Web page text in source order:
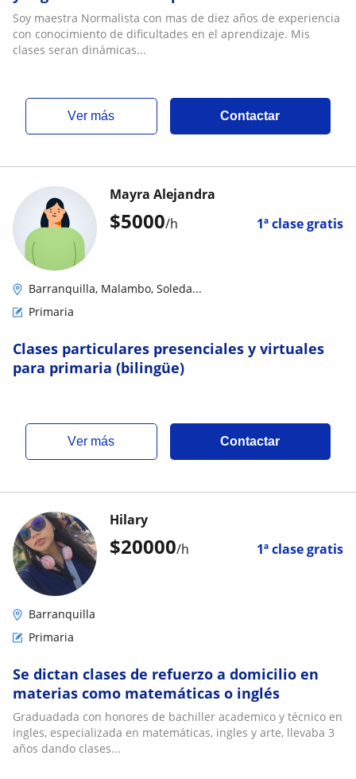
tareas a niños de primaria de primero a sexto
grado
Soy maestra Normalista con mas de diez años de experiencia
con conocimiento de dificultades en el aprendizaje. Mis
clases seran dinámicas...
ver más Contactar
$5000/h 1ª clase gratis
Mayra Alejandra
Barranquilla, Malambo, Soleda...
Primaria
Clases particulares presenciales y virtuales
para primaria (bilingüe)
ver más Contactar
$20000/h 1ª clase gratis
Hilary
Barranquilla
Primaria
Se dictan clases de refuerzo a domicilio en
materias como matemáticas o inglés
Graduadada con honores de bachiller academico y técnico en
ingles, especializada en matemáticas, ingles y arte, llevaba 3
años dando clases...